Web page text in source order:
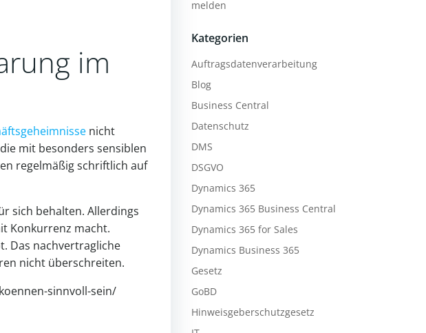
im
nicht
mit besonders sensiblen
regelmäßig schriftlich auf
sich behalten. Allerdings
Konkurrenz macht.
Das nachvertragliche
nicht überschreiten.
sinnvoll-sein/
melden
Kategorien
Auftragsdatenverarbeitung
Blog
Business Central
Datenschutz
DMS
DSGVO
Dynamics 365
Dynamics 365 Business Central
Dynamics 365 for Sales
Dynamics Business 365
Gesetz
GoBD
Hinweisgeberschutzgesetz